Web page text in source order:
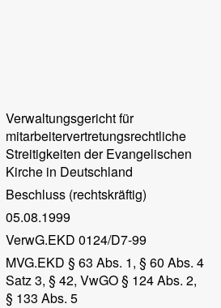
Verwaltungsgericht für
mitarbeitervertretungsrechtliche
Streitigkeiten der Evangelischen
Kirche in Deutschland
Beschluss (rechtskräftig)
05.08.1999
VerwG.EKD 0124/D7-99
MVG.EKD § 63 Abs. 1, § 60 Abs. 4
Satz 3, § 42, VwGO § 124 Abs. 2,
§ 133 Abs. 5